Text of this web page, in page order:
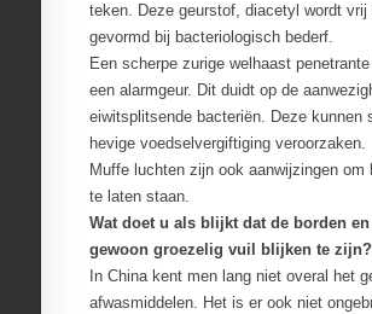
teken. Deze geurstof, diacetyl wordt vrij
gevormd bij bacteriologisch bederf.
Een scherpe zurige welhaast
een alarmgeur. Dit duidt op de
eiwitsplitsende bacteriën. Deze kunnen
hevige voedselvergiftiging veroorzaken.
Muffe luchten zijn ook aanwijzingen om
te laten staan.
Wat doet u als blijkt dat de borden
gewoon groezelig vuil blijken te zijn?
In China kent men lang niet overal het
afwasmiddelen. Het is er ook niet